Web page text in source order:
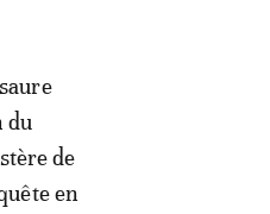
du
de
en